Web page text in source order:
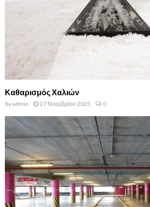
Καθαρισμός Χαλιών
byadmin 27 Νοεμβρίου 2025 0